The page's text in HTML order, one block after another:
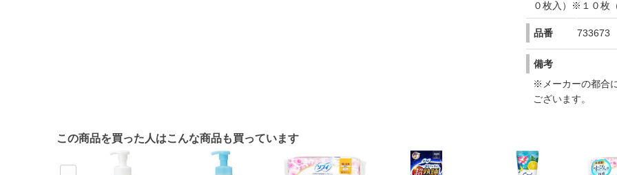
０枚入）※１０枚
品番 733673
備考
※メーカーの都合
ございます。
この商品を買った人はこんな商品も買っています